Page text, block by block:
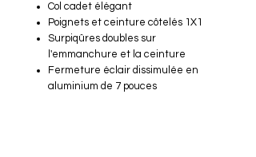
Col cadet élégant
Poignets et ceinture côtelés 1X1
Surpiqûres doubles sur
l'emmanchure et la ceinture
Fermeture éclair dissimulée en
aluminium de 7 pouces